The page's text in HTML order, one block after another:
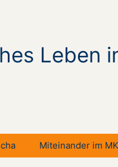
Leben
Miteinander im MK